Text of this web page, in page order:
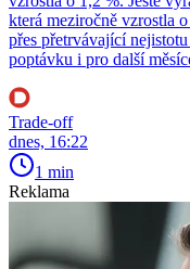
která meziročně vzrostla
přes přetrvávající
poptávku i pro další
Trade-off
dnes, 16:22
1 min
Reklama